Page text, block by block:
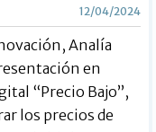
12/04/2024
Analía
en
“Precio Bajo”,
los precios de